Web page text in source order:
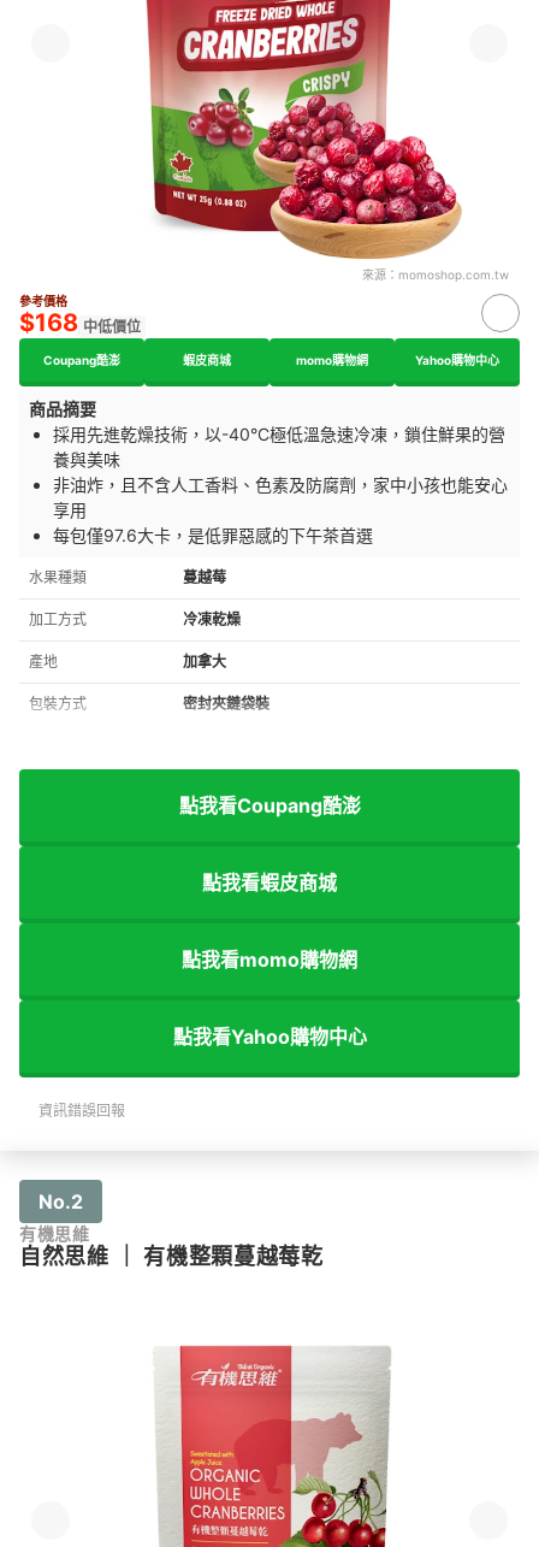
來源： momoshop.com.tw
參考價格
$168 中低價位
Coupang酷澎 蝦皮商城 momo購物網 Yahoo購物中心
商品摘要
採用先進乾燥技術，以-40°C極低溫急速冷凍，鎖住鮮果的營
養與美味
非油炸，且不含人工香料、色素及防腐劑，家中小孩也能安心
享用
每包僅97.6大卡，是低罪惡感的下午茶首選
水果種類 蔓越莓
加工方式 冷凍乾燥
產地 加拿大
包裝方式 密封夾鏈袋裝
點我看Coupang酷澎
點我看蝦皮商城
點我看momo購物網
點我看Yahoo購物中心
資訊錯誤回報
No.2
有機思維
自然思維 ｜有機整顆蔓越莓乾